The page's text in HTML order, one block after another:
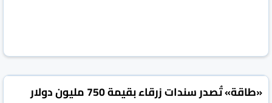
«طاقة» تُصدر سندات زرقاء بقيمة 750 مليون دولار